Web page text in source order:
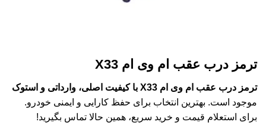
ترمز درب عقب ام وی ام X33
ترمز درب عقب ام وی ام X33 با کیفیت اصلی، وارداتی و استوک
موجود است. بهترین انتخاب برای حفظ کارایی و ایمنی خودرو.
برای استعلام قیمت و خرید سریع، همین حالا تماس بگیرید!